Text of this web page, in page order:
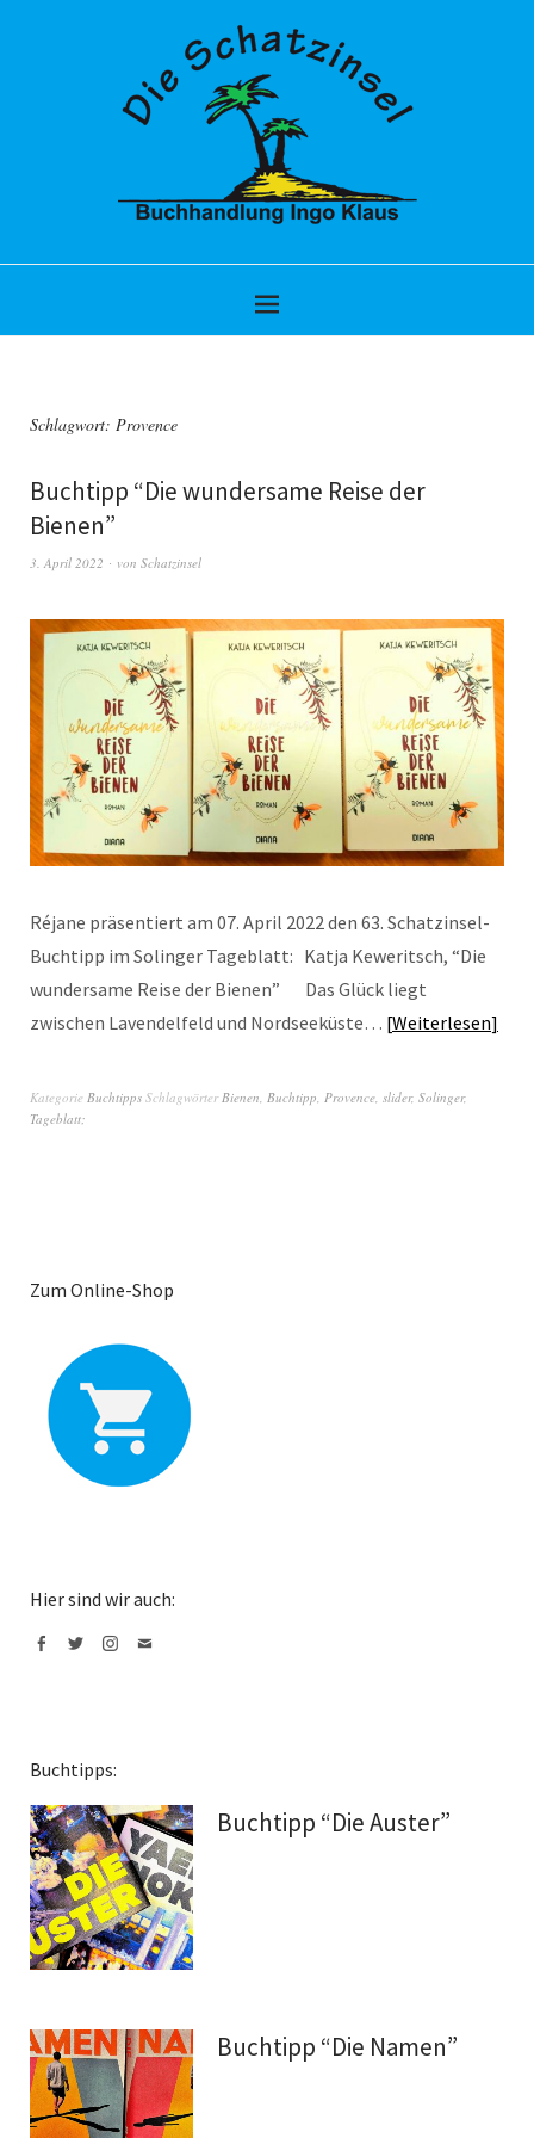
Schlagwort: Provence
Buchtipp “Die wundersame Reise der
Bienen”
3. April 2022 von Schatzinsel
Réjane präsentiert am 07. April 2022 den 63. Schatzinsel-
Buchtipp im Solinger Tageblatt: Katja Keweritsch, “Die
wundersame Reise der Bienen” Das Glück liegt
zwischen Lavendelfeld und Nordseeküste… Weiterlesen
Kategorie Buchtipps SchlagwörterBienen, Buchtipp, Provence, slider, Solinger,
Tageblatt;
Zum Online-Shop
Hier sind wir auch:
Buchtipps:
Buchtipp “Die Auster”
Buchtipp “Die Namen”